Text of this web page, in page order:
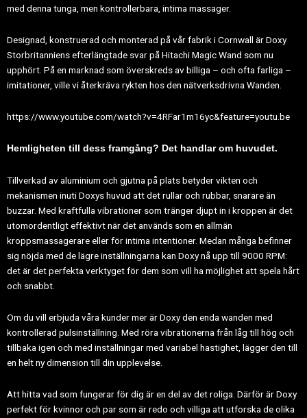
med denna tunga, men kontrollerbara, intima massager.
Designad, konstruerad och monterad på vår fabrik i Cornwall är Doxy
Storbritanniens efterlängtade svar på Hitachi Magic Wand som nu
upphört. På en marknad som överskreds av billiga – och ofta farliga –
imitationer, ville vi återkräva rykten hos den nätverksdrivna Wanden.
https://www.youtube.com/watch?v=4RFar1m16yc&feature=youtu.be
Hemligheten till dess framgång? Det handlar om huvudet.
Tillverkad av aluminium och gjutna på plats betyder vikten och
mekanismen inuti Doxys huvud att det rullar och rubbar, snarare än
buzzar. Med kraftfulla vibrationer som tränger djupt in i kroppen är det
utomordentligt effektivt när det används som en allmän
kroppsmassagerare eller för intima intentioner. Medan många befinner
sig nöjda med de lägre inställningarna kan Doxy nå upp till 9000 RPM:
det är det perfekta verktyget för dem som vill ha möjlighet att spela hårt
och snabbt.
Om du vill erbjuda våra kunder mer är Doxy den enda wanden med
kontrollerad pulsinställning. Med röra vibrationerna från låg till hög och
tillbaka igen och med inställningar med variabel hastighet, lägger den till
en helt ny dimension till din upplevelse.
Att hitta vad som fungerar för dig är en del av det roliga. Därför är Doxy
perfekt för kvinnor och par som är redo och villiga att utforska de olika